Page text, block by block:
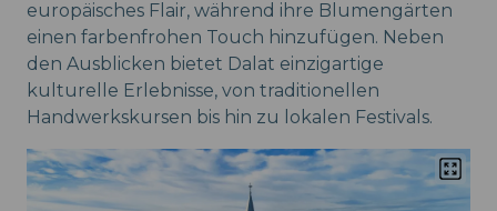
europäisches Flair, während ihre Blumengärten
einen farbenfrohen Touch hinzufügen. Neben
den Ausblicken bietet Dalat einzigartige
kulturelle Erlebnisse, von traditionellen
Handwerkskursen bis hin zu lokalen Festivals.